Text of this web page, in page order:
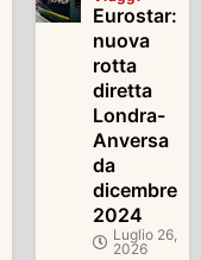
Eurostar:
nuova
rotta
diretta
Londra-
Anversa
da
dicembre
2024
Luglio 26,
2026